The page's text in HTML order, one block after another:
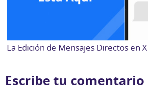
La Edición de Mensajes Directos en
Escribe tu comentario